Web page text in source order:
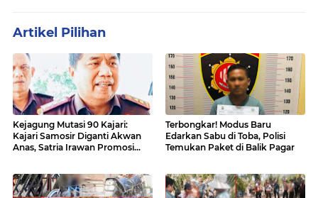
Artikel Pilihan
Kejagung Mutasi 90 Kajari:
Kajari Samosir Diganti Akwan
Anas, Satria Irawan Promosi
Terbongkar! Modus Baru
Edarkan Sabu di Toba, Polisi
Temukan Paket di Balik Pagar